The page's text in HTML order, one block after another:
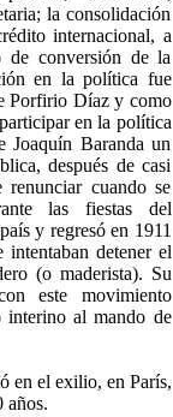
la consolidación
internacional, a
de conversión de la
en la política fue
Porfirio Díaz y como
en la política
Joaquín Baranda un
después de casi
renunciar cuando se
las fiestas del
y regresó en 1911
intentaban detener el
(o maderista). Su
este movimiento
interino al mando de
en el exilio, en París,
años.